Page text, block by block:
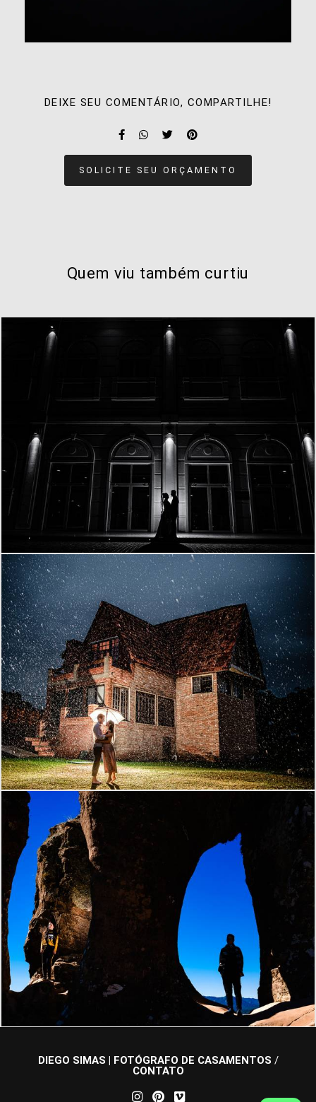
DEIXE SEU COMENTÁRIO, COMPARTILHE!
SOLICITE SEU ORÇAMENTO
Quem viu também curtiu
913
1201 5
1101
DIEGO SIMAS | FOTÓGRAFO DE CASAMENTOS /
CONTATO